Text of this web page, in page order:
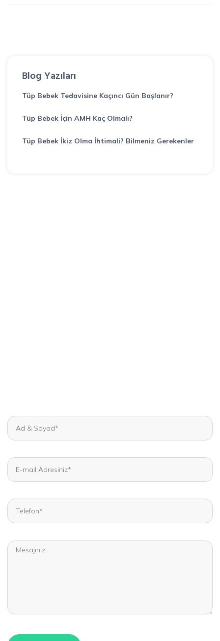
Blog Yazıları
Tüp Bebek Tedavisine Kaçıncı Gün Başlanır?
Tüp Bebek İçin AMH Kaç Olmalı?
Tüp Bebek İkiz Olma İhtimali? Bilmeniz Gerekenler